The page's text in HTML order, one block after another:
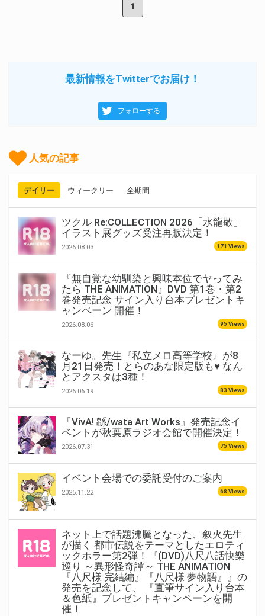
1
最新情報をTwitterでお届け！
フォローする
人気の記事
デイリー ウィークリー 全期間
ツクル Re:COLLECTION 2026「水龍敬」
イラスト展グッズ受注再販決定！
2026.08.03 171 Views
『無自覚な幼馴染と興味本位でヤってみ
たら THE ANIMATION』DVD 第1巻・第2
巻発売記念 サイン入り台本プレゼントキ
ャンペーン 開催！
2026.08.06 95 Views
なーゆ。先生『私立メロ高等学校』が8
月21日発売！とらのあな限定版も♥ なん
とアクスタは3種！
2026.06.19 83 Views
『VivA! 緜/wata Art Works』発売記念イ
ベントが秋葉原ラジオ会館で開催決定！
2026.07.31 75 Views
イベント会場での委託受付のご案内
2025.11.22 68 Views
ネット上で話題沸騰となった、叙火先生
が描く 都市伝説をテーマとしたエロティ
ックホラー第2弾！『(DVD)八尺八話快樂
巡り ～異形怪奇譚～ THE ANIMATION
『八尺様 完結編』『八尺様 夢物語』』の
発売を記念して、 『直筆サイン入り台本
＆色紙』プレゼントキャンペーンを開
催！